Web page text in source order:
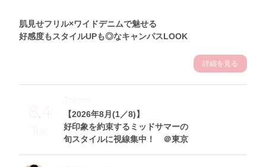
肌見せフリル×ワイドデニムで魅せる
好感度もスタイルUPも◎なキャンパスLOOK
詳細を見る
8.4
Tue
【2026年8月(1／8)】
好印象を約束するミッドサマーの
旬スタイルに視線集中！ ＠東京
Theme